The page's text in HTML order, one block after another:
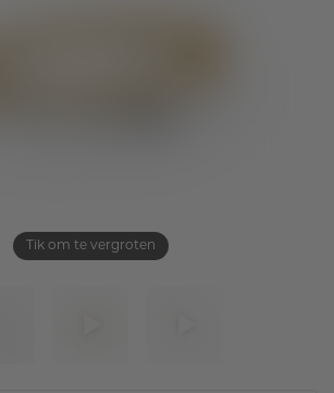
Tik om te vergroten